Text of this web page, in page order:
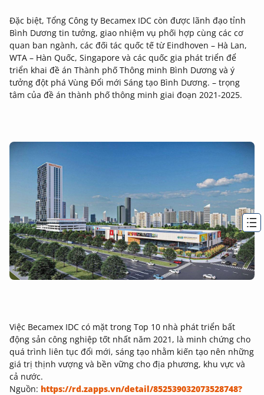
Đặc biệt, Tổng Công ty Becamex IDC còn được lãnh đạo tỉnh
Bình Dương tin tưởng, giao nhiệm vụ phối hợp cùng các cơ
quan ban ngành, các đối tác quốc tế từ Eindhoven – Hà Lan,
WTA – Hàn Quốc, Singapore và các quốc gia phát triển để
triển khai đề án Thành phố Thông minh Bình Dương và ý
tưởng đột phá Vùng Đổi mới Sáng tạo Bình Dương. – trọng
tâm của đề án thành phố thông minh giai đoạn 2021-2025.
Việc Becamex IDC có mặt trong Top 10 nhà phát triển bất
động sản công nghiệp tốt nhất năm 2021, là minh chứng cho
quá trình liên tục đổi mới, sáng tạo nhằm kiến tạo nên những
giá trị thịnh vượng và bền vững cho địa phương, khu vực và
cả nước.
Nguồn: https://rd.zapps.vn/detail/852539032073528748?